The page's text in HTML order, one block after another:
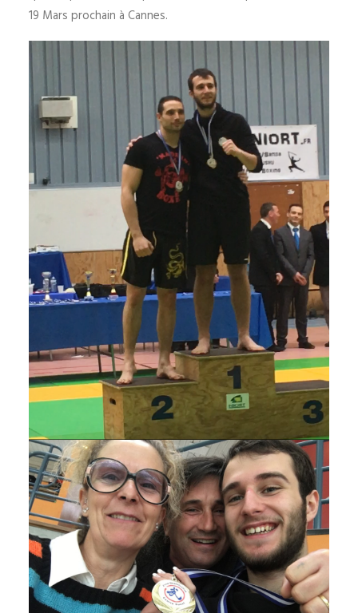
19 Mars prochain à Cannes.